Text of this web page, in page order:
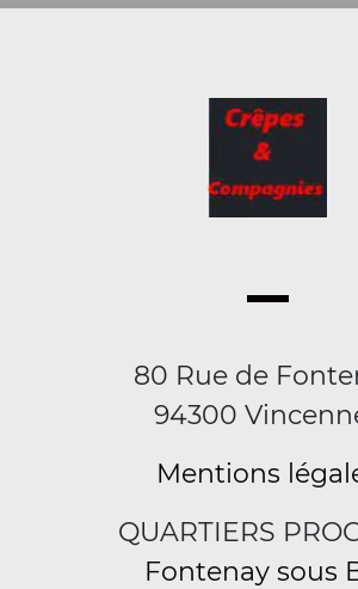
80 Rue de
94300
Mentions
QUARTIERS
Fontenay sous